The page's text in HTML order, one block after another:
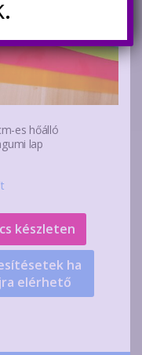
es hőálló
lap
készleten
ha
elérhető